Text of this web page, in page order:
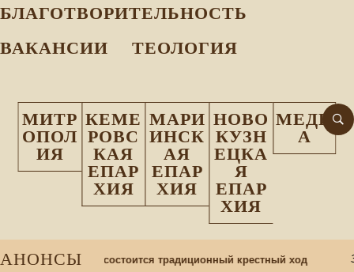
БЛАГОТВОРИТЕЛЬНОСТЬ
ВАКАНСИИ
ТЕОЛОГИЯ
МИТР
ОПОЛ
ИЯ
КЕМЕ
РОВС
КАЯ
ЕПАР
ХИЯ
МАРИ
ИНСК
АЯ
ЕПАР
ХИЯ
НОВО
КУЗН
ЕЦКА
Я
ЕПАР
ХИЯ
МЕДИ
А
АНОНСЫв Кемерове состоится традиционный крестный ход